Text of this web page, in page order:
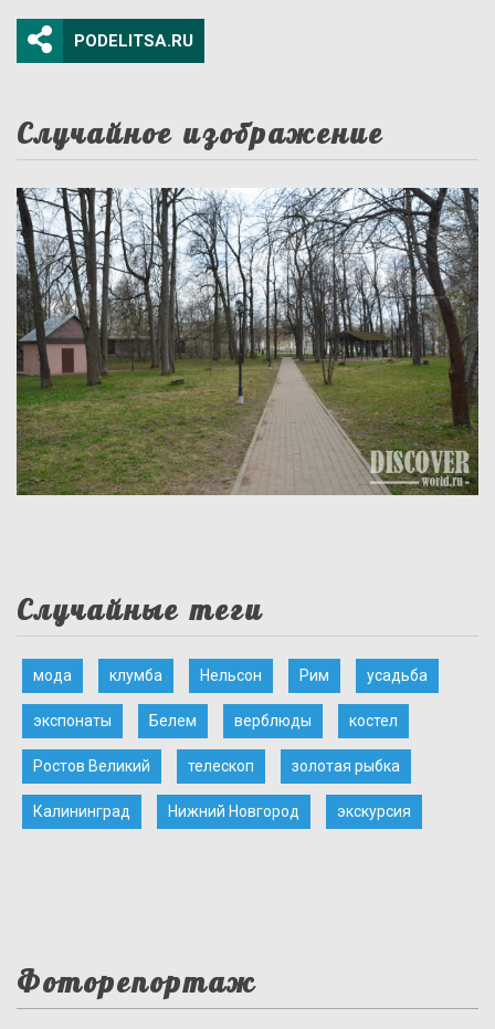
PODELITSA.RU
Случайное изображение
Случайные теги
мода клумба Нельсон Рим усадьба
экспонаты Белем верблюды костел
Ростов Великий телескоп золотая рыбка
Калининград Нижний Новгород экскурсия
Фоторепортаж